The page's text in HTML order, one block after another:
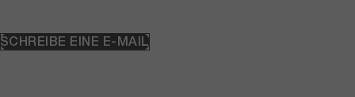
SCHREIBE EINE E-MAIL